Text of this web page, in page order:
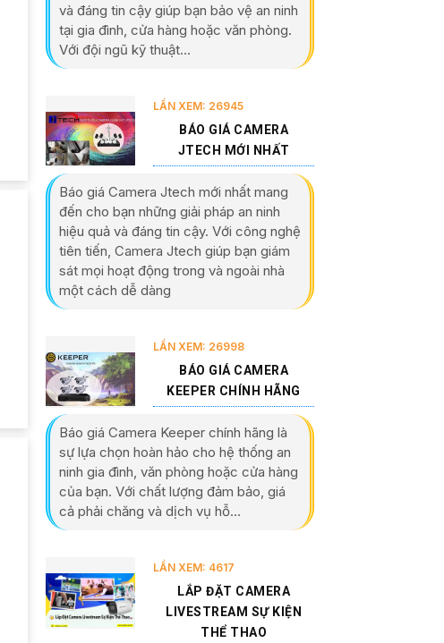
và đáng tin cậy giúp bạn bảo vệ an ninh
tại gia đình, cửa hàng hoặc văn phòng.
Với đội ngũ kỹ thuật...
LẦN XEM: 26945
BÁO GIÁ CAMERA
JTECH MỚI NHẤT
Báo giá Camera Jtech mới nhất mang
đến cho bạn những giải pháp an ninh
hiệu quả và đáng tin cậy. Với công nghệ
tiên tiến, Camera Jtech giúp bạn giám
sát mọi hoạt động trong và ngoài nhà
một cách dễ dàng
LẦN XEM: 26998
BÁO GIÁ CAMERA
KEEPER CHÍNH HÃNG
Báo giá Camera Keeper chính hãng là
sự lựa chọn hoàn hảo cho hệ thống an
ninh gia đình, văn phòng hoặc cửa hàng
của bạn. Với chất lượng đảm bảo, giá
cả phải chăng và dịch vụ hỗ...
LẦN XEM: 4617
LẮP ĐẶT CAMERA
LIVESTREAM SỰ KIỆN
THỂ THAO